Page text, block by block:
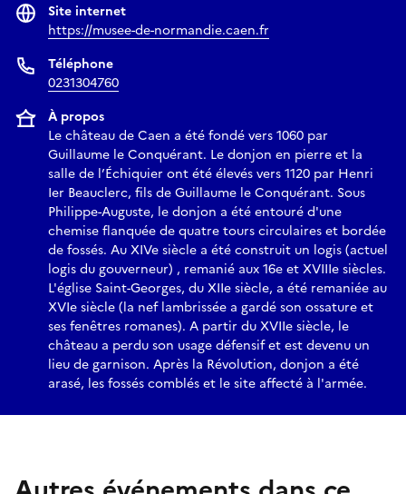
Site internet
https://musee-de-normandie.caen.fr
Téléphone
0231304760
À propos
Le château de Caen a été fondé vers 1060 par
Guillaume le Conquérant. Le donjon en pierre et la
salle de l’Échiquier ont été élevés vers 1120 par Henri
Ier Beauclerc, fils de Guillaume le Conquérant. Sous
Philippe-Auguste, le donjon a été entouré d'une
chemise flanquée de quatre tours circulaires et bordée
de fossés. Au XIVe siècle a été construit un logis (actuel
logis du gouverneur) , remanié aux 16e et XVIIIe siècles.
L'église Saint-Georges, du XIIe siècle, a été remaniée au
XVIe siècle (la nef lambrissée a gardé son ossature et
ses fenêtres romanes). A partir du XVIIe siècle, le
château a perdu son usage défensif et est devenu un
lieu de garnison. Après la Révolution, donjon a été
arasé, les fossés comblés et le site affecté à l'armée.